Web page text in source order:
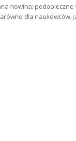
nowina:
dla naukowców,